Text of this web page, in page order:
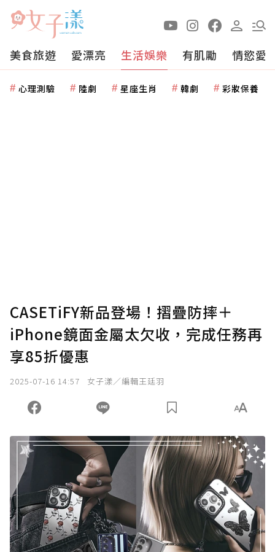
美食旅遊 愛漂亮 生活娛樂 有肌勵 情慾愛
心理測驗 陸劇 星座生肖 韓劇 彩妝保養
CASETiFY新品登場！摺疊防摔＋
iPhone鏡面金屬太欠收，完成任務再
享85折優惠
2025-07-16 14:57 女子漾／編輯王廷羽